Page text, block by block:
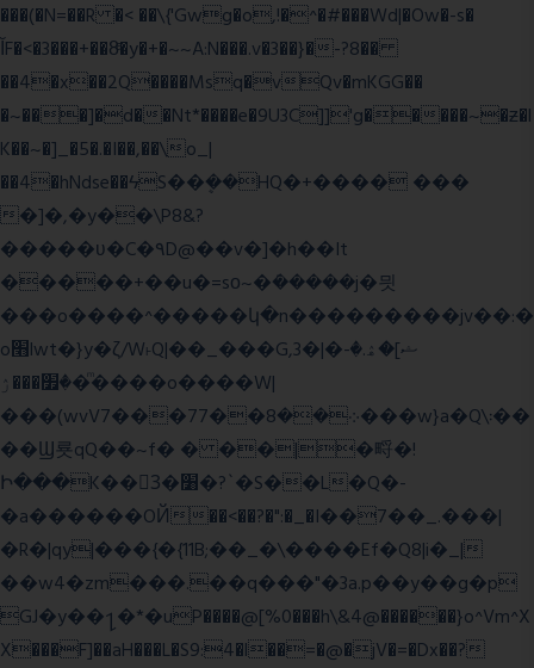
���(�N=��R �< ��\{'Gwg�o,!�^�#���Wd|�Ow�-s�
ĬF�<�3���+��8ͣ�y�+�~~A:N���.v�3��}�-?8��
��4�x��2Q����Msq�vQv�mKGG��
�~���]�d��Nt*����e�9U3C]]'g�����~�ƶ�l
K��~�]_�5�.�I��,��\o_|
��4�hNdse��ϟS��ܷ��HQ�+���� ���
�]�,�y��\P8&?
�����ʋ�C�۹D@��v�]�h��It
�����+��u�=sο~�ܿ�����j�믯
���o����^�����կ�n���������jv��:�
o׫lwt�}y�ζ/W˫Q|��_���G,3�|�ޝ]�ۿ.�-
�׿���ۯ�ͫ����o����W|
���(wvV܀��8��77���7���w}a�Q\܃��
��Ϣ룟qQ��~f� � ��|�㽟�!
Ի���K��3ٓ�׸�?`�S��L�Q�-
�a������OЙ��<��?�":�_�I��7��_.���|
�R�|qy|���{�{11B;��_�\����Ef�Q8|i�_|
��w4�zm���.��q���"�3a.p��y��g�p
GJ�y��႑�*�uP����@[%0���h\&4@������}o^Vm^X
X���F]��aH���L�S9:4�l��=�@�jV�=�Dx��?